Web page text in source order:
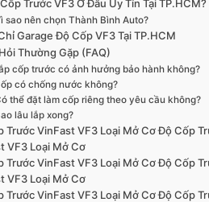
Cốp Trước VF3 Ở Đâu Uy Tín Tại TP.HCM?
sao nên chọn Thành Bình Auto?
Garage Độ Cốp VF3 Tại TP.HCM
Hỏi Thường Gặp (FAQ)
cốp trước có ảnh hưởng bảo hành không?
có chống nước không?
thể đặt làm cốp riêng theo yêu cầu không?
lâu lắp xong?
Trước VinFast VF3 Loại Mở Cơ Độ Cốp
VF3 Loại Mở Cơ
Trước VinFast VF3 Loại Mở Cơ Độ Cốp
VF3 Loại Mở Cơ
Trước VinFast VF3 Loại Mở Cơ Độ Cốp